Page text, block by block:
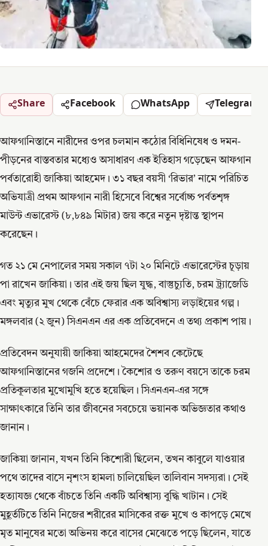
Share Facebook WhatsApp Telegram
আফগানিস্তানে নারীদের ওপর চলমান কঠোর বিধিনিষেধ ও দমন-
পীড়নের বাস্তবতার মধ্যেও অসাধারণ এক ইতিহাস গড়েছেন আফগান
পর্বতারোহী জাকিয়া আহমেদ। ৩১ বছর বয়সী ‘রিভার’ নামে পরিচিত
অভিযাত্রী প্রথম আফগান নারী হিসেবে বিশ্বের সর্বোচ্চ পর্বতশৃঙ্গ
মাউন্ট এভারেস্ট (৮,৮৪৯ মিটার) জয় করে নতুন দৃষ্টান্ত স্থাপন
করেছেন।
গত ২১ মে নেপালের সময় সকাল ৭টা ২০ মিনিটে এভারেস্টের চূড়ায়
পা রাখেন জাকিয়া। তার এই জয় ছিল যুদ্ধ, বাস্তুচ্যুতি, চরম ট্র্যাজেডি
এবং মৃত্যুর মুখ থেকে বেঁচে ফেরার এক অবিশ্বাস্য লড়াইয়ের গল্প।
মঙ্গলবার (২ জুন) সিএনএন এর এক প্রতিবেদনে এ তথ্য প্রকাশ পায়।
প্রতিবেদন অনুযায়ী জাকিয়া আহমেদের শৈশব কেটেছে
আফগানিস্তানের গজনি প্রদেশে। কৈশোর ও তরুণ বয়সে তাকে চরম
প্রতিকূলতার মুখোমুখি হতে হয়েছিল। সিএনএন-এর সঙ্গে
সাক্ষাৎকারে তিনি তার জীবনের সবচেয়ে ভয়ানক অভিজ্ঞতার কথাও
জানান।
জাকিয়া জানান, যখন তিনি কিশোরী ছিলেন, তখন কাবুলে যাওয়ার
পথে তাদের বাসে নৃশংস হামলা চালিয়েছিল তালিবান সদস্যরা। সেই
হত্যাযজ্ঞ থেকে বাঁচতে তিনি একটি অবিশ্বাস্য বুদ্ধি খাটান। সেই
মুহূর্তটিতে তিনি নিজের শরীরের মাসিকের রক্ত মুখে ও কাপড়ে মেখে
মৃত মানুষের মতো অভিনয় করে বাসের মেঝেতে পড়ে ছিলেন, যাতে